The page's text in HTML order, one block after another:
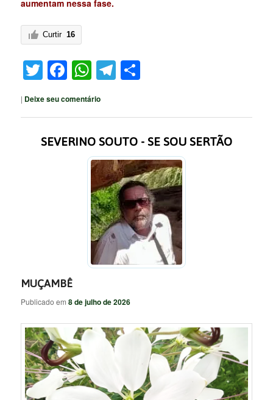
aumentam nessa fase.
Curtir 16
Twitter
Facebook
WhatsApp
Telegram
| Deixe seu comentário
SEVERINO SOUTO - SE SOU SERTÃO
MUÇAMBÊ
Publicado em8 de julho de 2026